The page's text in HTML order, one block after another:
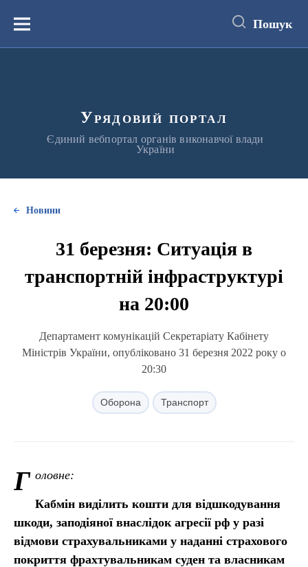
вмістуМеню Пошук
Урядовий портал
Єдиний вебпортал органів виконавчої влади
України
Новини
31 березня: Ситуація в
транспортній інфраструктурі
на 20:00
Департамент комунікацій Секретаріату Кабінету
Міністрів України, опубліковано 31 березня 2022 року о
20:30
Оборона Транспорт
Г оловне:
Кабмін виділить кошти для відшкодування
шкоди, заподіяної внаслідок агресії рф у разі
відмови страхувальниками у наданні страхового
покриття фрахтувальникам суден та власникам